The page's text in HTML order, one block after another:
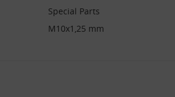
Special Parts
M10x1,25 mm
zur Auswahl von Werbeanzeigen
personalisierter Werbung